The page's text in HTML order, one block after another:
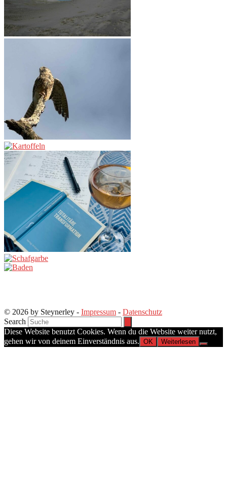
© 2026 by Steynerley - Impressum - Datenschutz
Search
Diese Website benutzt Cookies. Wenn du die Website weiter nutzt,
gehen wir von deinem Einverständnis aus. OK Weiterlesen